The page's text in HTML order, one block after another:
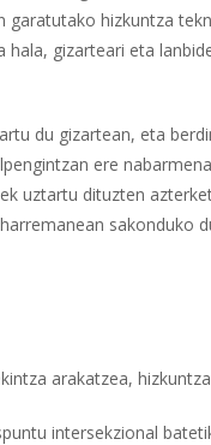
garatutako hizkuntza
gizarteari eta
du gizartean, eta
ere
uztartu dituzten
sakonduko
arakatzea,
intersekzional